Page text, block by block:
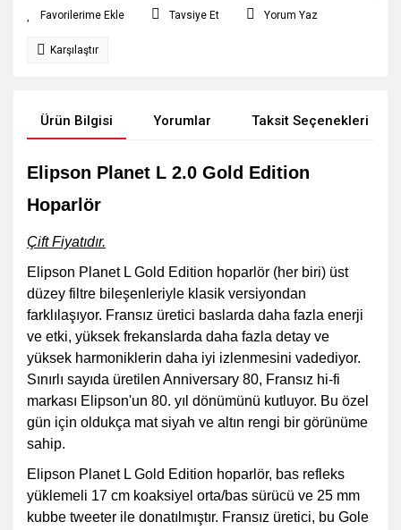
Tavsiye Et Yorum Yaz
Karşılaştır
Ürün Bilgisi Yorumlar Taksit Seçenekleri
Elipson Planet L 2.0 Gold Edition
Hoparlör
Çift Fiyatıdır.
Elipson Planet L Gold Edition hoparlör (her biri) üst
düzey filtre bileşenleriyle klasik versiyondan
farklılaşıyor. Fransız üretici baslarda daha fazla enerji
ve etki, yüksek frekanslarda daha fazla detay ve
yüksek harmoniklerin daha iyi izlenmesini vadediyor.
Sınırlı sayıda üretilen Anniversary 80, Fransız hi-fi
markası Elipson'un 80. yıl dönümünü kutluyor. Bu özel
gün için oldukça mat siyah ve altın rengi bir görünüme
sahip.
Elipson Planet L Gold Edition hoparlör, bas refleks
yüklemeli 17 cm koaksiyel orta/bas sürücü ve 25 mm
kubbe tweeter ile donatılmıştır. Fransız üretici, bu Gole